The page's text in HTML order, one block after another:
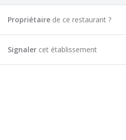
Propriétaire de ce restaurant ?
Signaler cet établissement